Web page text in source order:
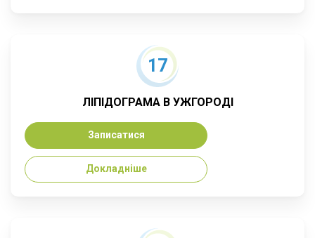
17
ЛІПІДОГРАМА В УЖГОРОДІ
Записатися
Докладніше